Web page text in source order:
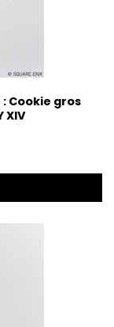
Cookie gros
XIV